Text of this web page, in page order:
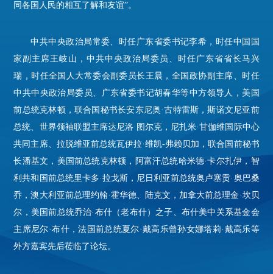
同各国人民的相互了解和友谊”。
中共中央政治局常委、时任广东省委书记李希， 时任中国国
家副主席王岐山，中共中央政治局委员、时任广东省省长马兴
瑞，时任全国人大常委会副委员长王晨，全国政协副主席、时任
中共中央政治局委员、广东省委书记胡春华等中方领导人，美国
前总统克林顿，联合国秘书长安东尼奥·古特雷斯，斯诺文尼亚前
总统、世界领袖联盟主席达尼洛·图尔克，尼扎米·甘伽维国际中心
共同主席、拉脱维亚前总统瓦伊拉·维凯-弗赖贝加，联合国前秘书
长潘基文，美国前总统克林顿，阿富汗总统哈米德·卡尔扎伊，智
利共和国前总统里卡多·拉戈斯，尼日利亚前总统奥卢塞贡·奥巴桑
乔，澳大利亚前总理约翰·霍华德、陆克文，加拿大前总理金·坎贝
尔，美国前总统乔治·布什（老布什）之子、布什美中关系基金会
主席尼尔·布什，法国前总统夏尔·戴高乐曾孙女娜塔莉·戴高乐等
外方嘉宾先后莅临了论坛。